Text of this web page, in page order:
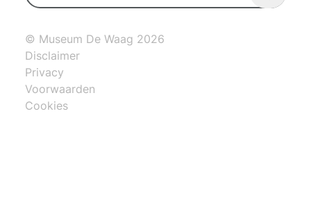
© Museum De Waag 2026
Disclaimer
Privacy
Voorwaarden
Cookies